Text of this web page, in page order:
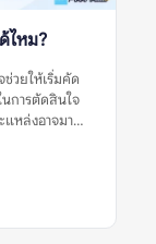
ไหม?
วยให้เริ่มคัด
การตัดสินใจ
แหล่งอาจมา
ติม และข้อมูล